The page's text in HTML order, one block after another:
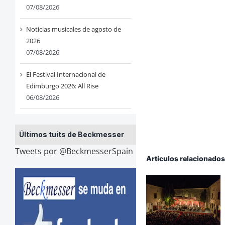
07/08/2026
Noticias musicales de agosto de
2026
07/08/2026
El Festival Internacional de
Edimburgo 2026: All Rise
06/08/2026
Últimos tuits de Beckmesser
Tweets por @BeckmesserSpain
Artículos relacionados